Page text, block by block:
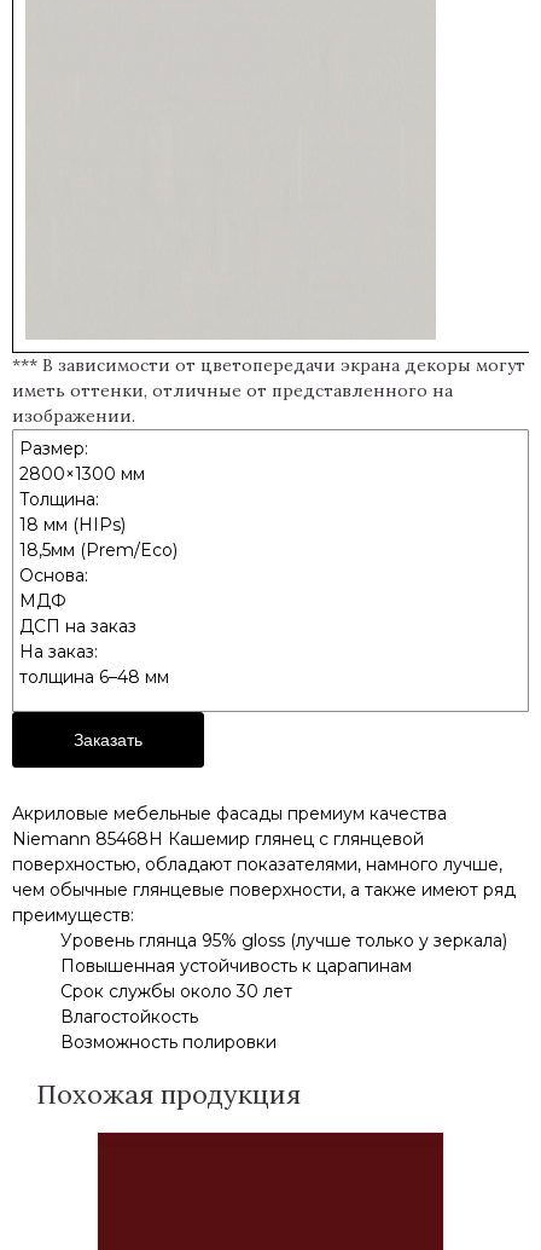
*** В зависимости от цветопередачи экрана декоры могут
иметь оттенки, отличные от представленного на
изображении.
Размер:
2800×1300 мм
Толщина:
18 мм (HIPs)
18,5мм (Prem/Eco)
Основа:
МДФ
ДСП на заказ
На заказ:
толщина 6–48 мм
Заказать
Акриловые мебельные фасады премиум качества
Niemann 85468H Кашемир глянец с глянцевой
поверхностью, обладают показателями, намного лучше,
чем обычные глянцевые поверхности, а также имеют ряд
преимуществ:
Уровень глянца 95% gloss (лучше только у зеркала)
Повышенная устойчивость к царапинам
Срок службы около 30 лет
Влагостойкость
Возможность полировки
Похожая продукция